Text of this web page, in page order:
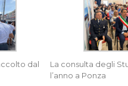
dal
La consulta degli
l’anno a Ponza